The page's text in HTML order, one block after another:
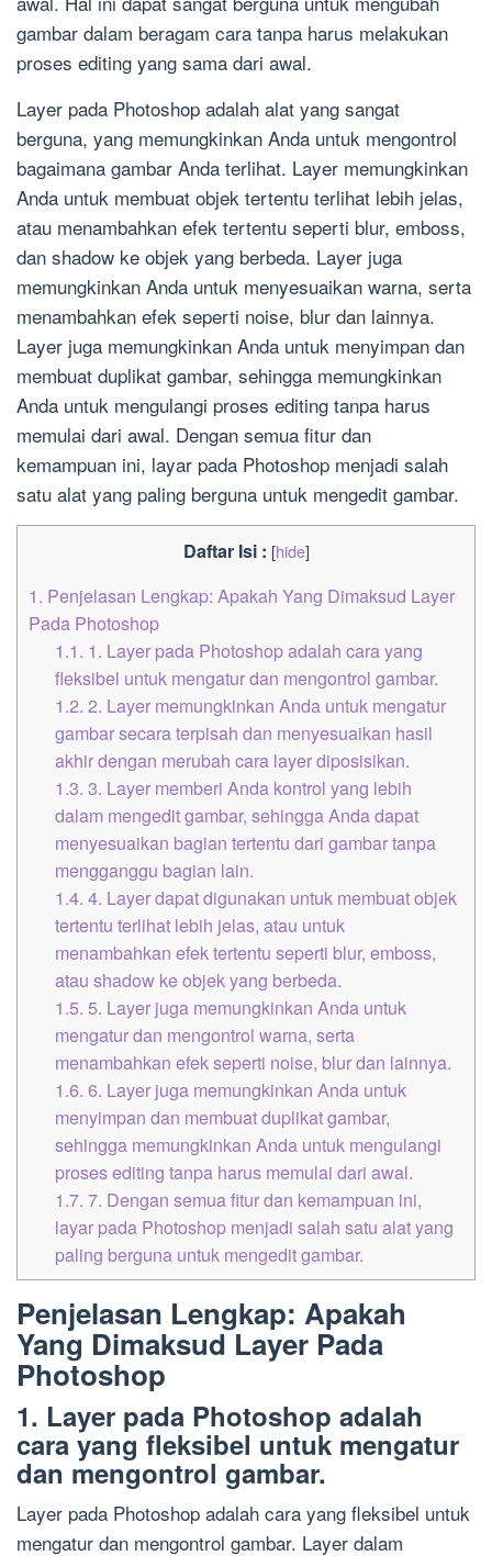
gambar dalam beragam cara tanpa harus melakukan
proses editing yang sama dari awal.
Layer pada Photoshop adalah alat yang sangat
berguna, yang memungkinkan Anda untuk mengontrol
bagaimana gambar Anda terlihat. Layer memungkinkan
Anda untuk membuat objek tertentu terlihat lebih jelas,
atau menambahkan efek tertentu seperti blur, emboss,
dan shadow ke objek yang berbeda. Layer juga
memungkinkan Anda untuk menyesuaikan warna, serta
menambahkan efek seperti noise, blur dan lainnya.
Layer juga memungkinkan Anda untuk menyimpan dan
membuat duplikat gambar, sehingga memungkinkan
Anda untuk mengulangi proses editing tanpa harus
memulai dari awal. Dengan semua fitur dan
kemampuan ini, layar pada Photoshop menjadi salah
satu alat yang paling berguna untuk mengedit gambar.
Daftar Isi : [hide]
1. Penjelasan Lengkap: Apakah Yang Dimaksud Layer
Pada Photoshop
1.1. 1. Layer pada Photoshop adalah cara yang
fleksibel untuk mengatur dan mengontrol gambar.
1.2. 2. Layer memungkinkan Anda untuk mengatur
gambar secara terpisah dan menyesuaikan hasil
akhir dengan merubah cara layer diposisikan.
1.3. 3. Layer memberi Anda kontrol yang lebih
dalam mengedit gambar, sehingga Anda dapat
menyesuaikan bagian tertentu dari gambar tanpa
mengganggu bagian lain.
1.4. 4. Layer dapat digunakan untuk membuat objek
tertentu terlihat lebih jelas, atau untuk
menambahkan efek tertentu seperti blur, emboss,
atau shadow ke objek yang berbeda.
1.5. 5. Layer juga memungkinkan Anda untuk
mengatur dan mengontrol warna, serta
menambahkan efek seperti noise, blur dan lainnya.
1.6. 6. Layer juga memungkinkan Anda untuk
menyimpan dan membuat duplikat gambar,
sehingga memungkinkan Anda untuk mengulangi
proses editing tanpa harus memulai dari awal.
1.7. 7. Dengan semua fitur dan kemampuan ini,
layar pada Photoshop menjadi salah satu alat yang
paling berguna untuk mengedit gambar.
Penjelasan Lengkap: Apakah
Yang Dimaksud Layer Pada
Photoshop
1. Layer pada Photoshop adalah
cara yang fleksibel untuk mengatur
dan mengontrol gambar.
Layer pada Photoshop adalah cara yang fleksibel untuk
mengatur dan mengontrol gambar. Layer dalam